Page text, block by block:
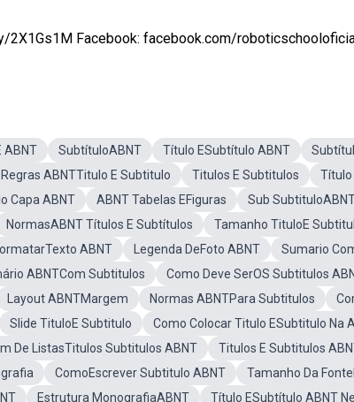
2X1Gs1M Facebook: facebook.com/
ABNT SubtítuloABNT Título ESubtítulo ABNT
Regras ABNTTitulo E Subtitulo Titulos E Subtitulos
Título
Capa ABNT ABNT Tabelas EFiguras Sub
NormasABNT Títulos E Subtítulos
Tamanho TituloE
ABNT Legenda DeFoto ABNT
Sumario
ABNTCom Subtitulos Como Deve SerOS Subtitulos
Layout ABNTMargem Normas ABNTPara Subtitulos
Slide TituloE Subtitulo Como Colocar Titulo ESubtitulo Na
De ListasTitulos Subtitulos ABNT
Titulos E Subtitulos
ComoEscrever Subtitulo ABNT
Tamanho Da
Estrutura MonografiaABNT
Título ESubtítulo ABNT